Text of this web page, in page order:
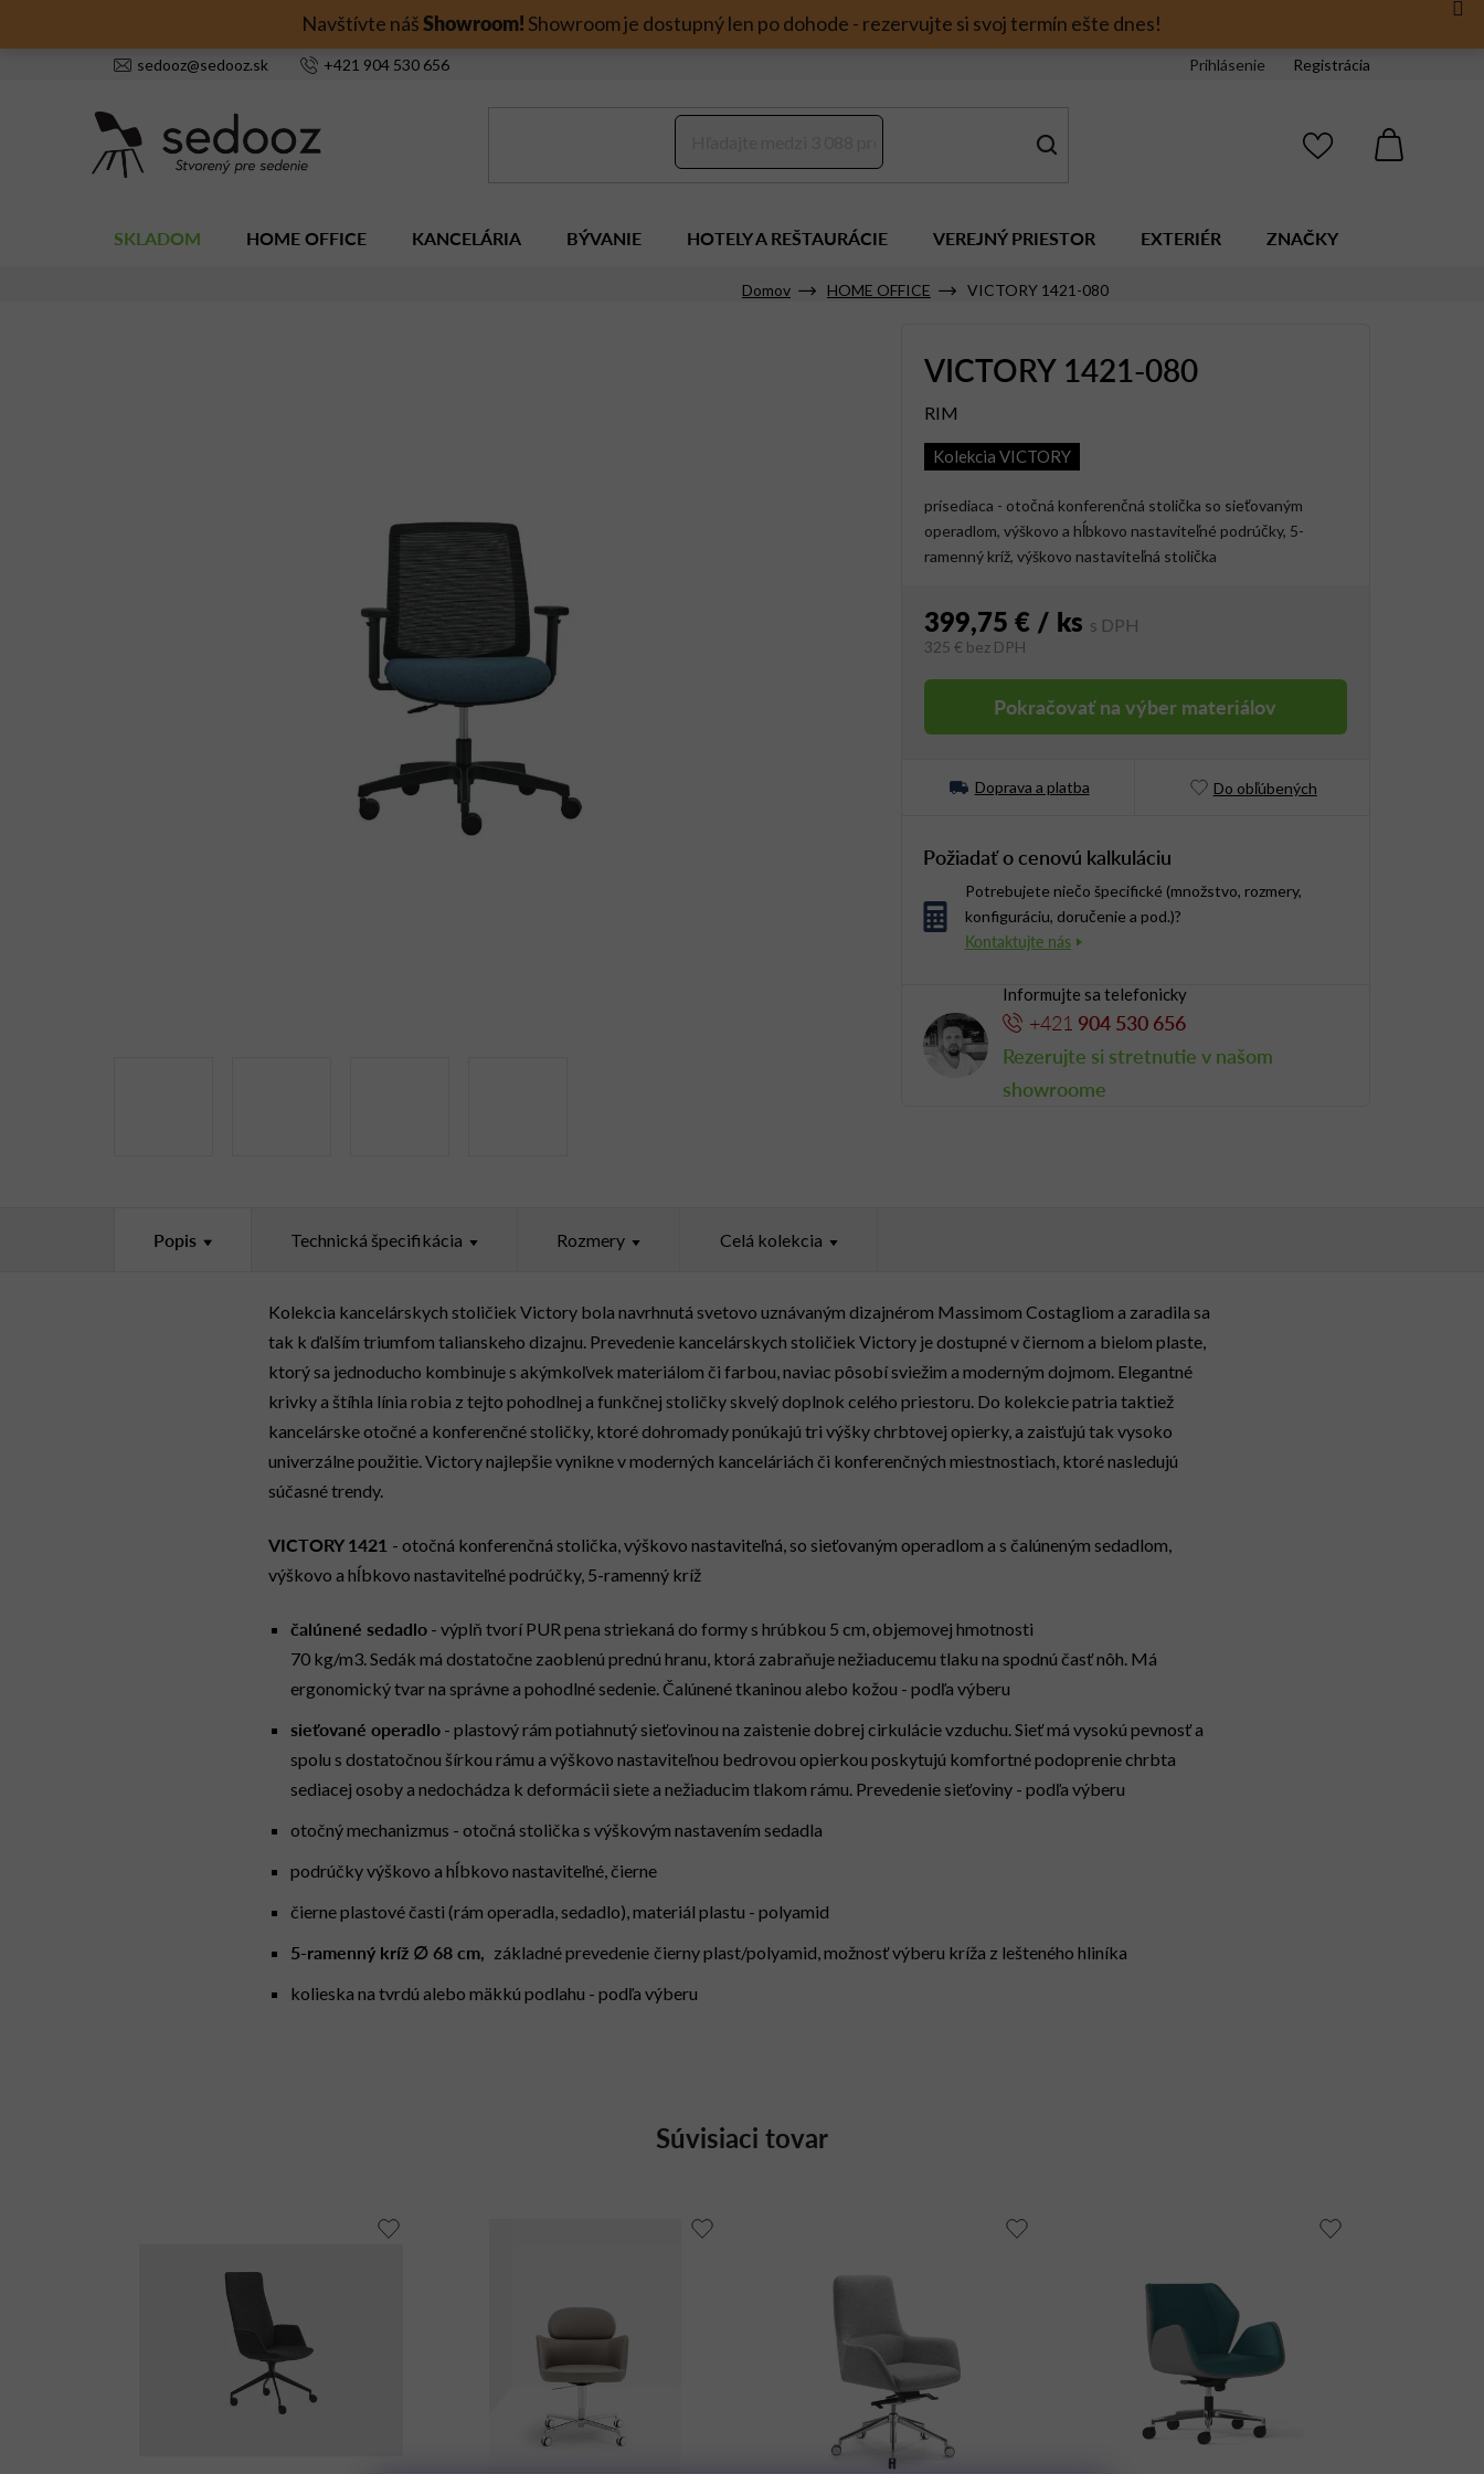
Navštívte nášShowroom!Showroom je dostupný len po dohode - rezervujte si svoj termín ešte dnes!
sedooz@sedooz.sk +421 904 530 656 Prihlásenie Registrácia
SKLADOM HOME OFFICE KANCELÁRIA BÝVANIE HOTELY A REŠTAURÁCIE VEREJNÝ PRIESTOR EXTERIÉR ZNAČKY
Domov HOME OFFICE VICTORY 1421-080
VICTORY 1421-080
RIM
Kolekcia VICTORY
prísediaca - otočná konferenčná stolička so sieťovaným
operadlom, výškovo a hĺbkovo nastaviteľné podrúčky, 5-
ramenný kríž, výškovo nastaviteľná stolička
399,75 € / ks
325 €bez DPH
Pokračovať na výber materiálov
Doprava a platba Do obľúbených
Požiadať o cenovú kalkuláciu
Potrebujete niečo špecifické (množstvo, rozmery,
konfiguráciu, doručenie a pod.)?
Informujte sa telefonicky
+421 904 530 656
Rezerujte si stretnutie v našom
showroome
Popis Technická špecifikácia Rozmery Celá kolekcia
Kolekcia kancelárskych stoličiek Victory bola navrhnutá svetovo uznávaným dizajnérom Massimom Costagliom a zaradila sa
tak k ďalším triumfom talianskeho dizajnu. Prevedenie kancelárskych stoličiek Victory je dostupné v čiernom a bielom plaste,
ktorý sa jednoducho kombinuje s akýmkoľvek materiálom či farbou, naviac pôsobí sviežim a moderným dojmom. Elegantné
krivky a štíhla línia robia z tejto pohodlnej a funkčnej stoličky skvelý doplnok celého priestoru. Do kolekcie patria taktiež
kancelárske otočné a konferenčné stoličky, ktoré dohromady ponúkajú tri výšky chrbtovej opierky, a zaisťujú tak vysoko
univerzálne použitie. Victory najlepšie vynikne v moderných kanceláriách či konferenčných miestnostiach, ktoré nasledujú
súčasné trendy.
VICTORY 1421 - otočná konferenčná stolička, výškovo nastaviteľná, so sieťovaným operadlom a s čalúneným sedadlom,
výškovo a hĺbkovo nastaviteľné podrúčky, 5-ramenný kríž
čalúnené sedadlo - výplň tvorí PUR pena striekaná do formy s hrúbkou 5 cm, objemovej hmotnosti
70 kg/m3. Sedák má dostatočne zaoblenú prednú hranu, ktorá zabraňuje nežiaducemu tlaku na spodnú časť nôh. Má
ergonomický tvar na správne a pohodlné sedenie. Čalúnené tkaninou alebo kožou - podľa výberu
sieťované operadlo - plastový rám potiahnutý sieťovinou na zaistenie dobrej cirkulácie vzduchu. Sieť má vysokú pevnosť a
spolu s dostatočnou šírkou rámu a výškovo nastaviteľnou bedrovou opierkou poskytujú komfortné podoprenie chrbta
sediacej osoby a nedochádza k deformácii siete a nežiaducim tlakom rámu. Prevedenie sieťoviny - podľa výberu
otočný mechanizmus - otočná stolička s výškovým nastavením sedadla
podrúčky výškovo a hĺbkovo nastaviteľné, čierne
čierne plastové časti (rám operadla, sedadlo), materiál plastu - polyamid
5-ramenný kríž ∅ 68 cm, základné prevedenie čierny plast/polyamid, možnosť výberu kríža z lešteného hliníka
kolieska na tvrdú alebo mäkkú podlahu - podľa výberu
Súvisiaci tovar